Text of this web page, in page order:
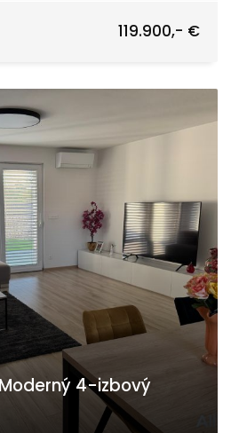
119.900,- €
Moderný 4-izbový